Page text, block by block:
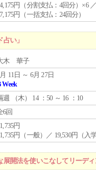
円（分割支払：4回分）×6
円（一括支払：24回分）
い」
木 華子
11日 ～ 6月 27日
Week
週 （木） 14 ：50 ～ 16 ：10
6回
円
円（一般）／ 19,530円（入
開法を使いこなしてリーディ